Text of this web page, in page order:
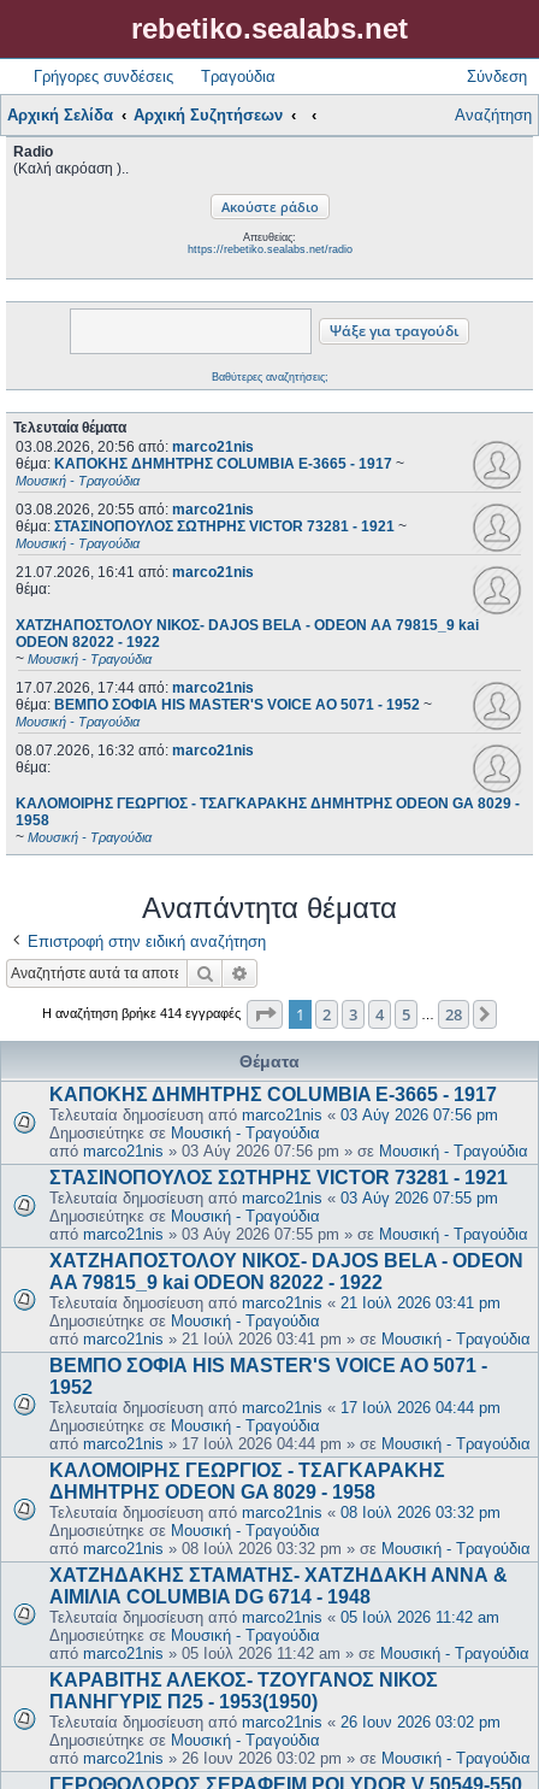
rebetiko.sealabs.net
Γρήγορες συνδέσεις Τραγούδια Σύνδεση
Αρχική Σελίδα Αρχική Συζητήσεων Αναζήτηση
Radio
(Καλή ακρόαση )..
Απευθείας:
https://rebetiko.sealabs.net/radio
Βαθύτερες αναζητήσεις;
Τελευταία θέματα
03.08.2026, 20:56 από: marco21nis
θέμα: ΚΑΠΟΚΗΣ ΔΗΜΗΤΡΗΣ COLUMBIA E-3665 - 1917 ~
Μουσική - Τραγούδια
03.08.2026, 20:55 από: marco21nis
θέμα: ΣΤΑΣΙΝΟΠΟΥΛΟΣ ΣΩΤΗΡΗΣ VICTOR 73281 - 1921 ~
Μουσική - Τραγούδια
21.07.2026, 16:41 από: marco21nis
θέμα:
ΧΑΤΖΗΑΠΟΣΤΟΛΟΥ ΝΙΚΟΣ- DAJOS BELA - ODEON AA 79815_9 kai
ODEON 82022 - 1922
~ Μουσική - Τραγούδια
17.07.2026, 17:44 από: marco21nis
θέμα: ΒΕΜΠΟ ΣΟΦΙΑ HIS MASTER'S VOICE AO 5071 - 1952 ~
Μουσική - Τραγούδια
08.07.2026, 16:32 από: marco21nis
θέμα:
ΚΑΛΟΜΟΙΡΗΣ ΓΕΩΡΓΙΟΣ - ΤΣΑΓΚΑΡΑΚΗΣ ΔΗΜΗΤΡΗΣ ODEON GA 8029 -
1958
~ Μουσική - Τραγούδια
Αναπάντητα θέματα
Επιστροφή στην ειδική αναζήτηση
Αναζήτηση
Η αναζήτηση βρήκε 414 εγγραφές Σελίδα από28
1 2 3 4 5 28
Θέματα
ΚΑΠΟΚΗΣ ΔΗΜΗΤΡΗΣ COLUMBIA E-3665 - 1917
Τελευταία δημοσίευση από marco21nis « 03 Αύγ 2026 07:56 pm
Δημοσιεύτηκε σε Μουσική - Τραγούδια
από marco21nis » 03 Αύγ 2026 07:56 pm » σε Μουσική - Τραγούδια
ΣΤΑΣΙΝΟΠΟΥΛΟΣ ΣΩΤΗΡΗΣ VICTOR 73281 - 1921
Τελευταία δημοσίευση από marco21nis « 03 Αύγ 2026 07:55 pm
Δημοσιεύτηκε σε Μουσική - Τραγούδια
από marco21nis » 03 Αύγ 2026 07:55 pm » σε Μουσική - Τραγούδια
ΧΑΤΖΗΑΠΟΣΤΟΛΟΥ ΝΙΚΟΣ- DAJOS BELA - ODEON
AA 79815_9 kai ODEON 82022 - 1922
Τελευταία δημοσίευση από marco21nis « 21 Ιούλ 2026 03:41 pm
Δημοσιεύτηκε σε Μουσική - Τραγούδια
από marco21nis » 21 Ιούλ 2026 03:41 pm » σε Μουσική - Τραγούδια
ΒΕΜΠΟ ΣΟΦΙΑ HIS MASTER'S VOICE AO 5071 -
1952
Τελευταία δημοσίευση από marco21nis « 17 Ιούλ 2026 04:44 pm
Δημοσιεύτηκε σε Μουσική - Τραγούδια
από marco21nis » 17 Ιούλ 2026 04:44 pm » σε Μουσική - Τραγούδια
ΚΑΛΟΜΟΙΡΗΣ ΓΕΩΡΓΙΟΣ - ΤΣΑΓΚΑΡΑΚΗΣ
ΔΗΜΗΤΡΗΣ ODEON GA 8029 - 1958
Τελευταία δημοσίευση από marco21nis « 08 Ιούλ 2026 03:32 pm
Δημοσιεύτηκε σε Μουσική - Τραγούδια
από marco21nis » 08 Ιούλ 2026 03:32 pm » σε Μουσική - Τραγούδια
ΧΑΤΖΗΔΑΚΗΣ ΣΤΑΜΑΤΗΣ- ΧΑΤΖΗΔΑΚΗ ΑΝΝΑ &
ΑΙΜΙΛΙΑ COLUMBIA DG 6714 - 1948
Τελευταία δημοσίευση από marco21nis « 05 Ιούλ 2026 11:42 am
Δημοσιεύτηκε σε Μουσική - Τραγούδια
από marco21nis » 05 Ιούλ 2026 11:42 am » σε Μουσική - Τραγούδια
ΚΑΡΑΒΙΤΗΣ ΑΛΕΚΟΣ- ΤΖΟΥΓΑΝΟΣ ΝΙΚΟΣ
ΠΑΝΗΓΥΡΙΣ Π25 - 1953(1950)
Τελευταία δημοσίευση από marco21nis « 26 Ιουν 2026 03:02 pm
Δημοσιεύτηκε σε Μουσική - Τραγούδια
από marco21nis » 26 Ιουν 2026 03:02 pm » σε Μουσική - Τραγούδια